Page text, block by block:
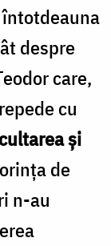
despre
care,
cu
şi
de
n-au